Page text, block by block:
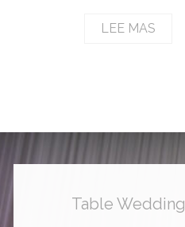
LEE MAS
Table Wedding